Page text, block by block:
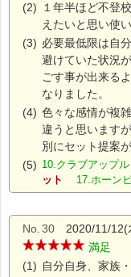
(2)
１年半ほど不登
えたいと思い使
(3) 必要最低限は自
避けていた状況
ごす事が出来る
なりました。
(4) 色々な感情が複
違うと思います
別にセット提案
(5) 10.クラブアッ
ット
17.ホーン
No. 30 2020/11/
満足
(1) 自分自身、家族